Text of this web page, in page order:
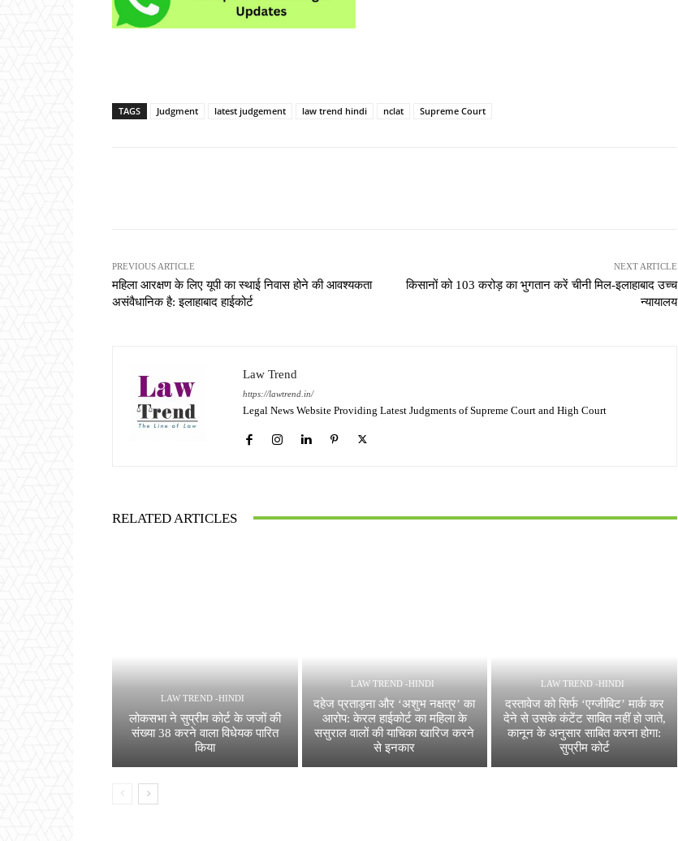
TAGS Judgment latest judgement law trend hindi nclat Supreme Court
PREVIOUS ARTICLE
महिला आरक्षण के लिए यूपी का स्थाई निवास होने की आवश्यकता
असंवैधानिक है: इलाहाबाद हाईकोर्ट
NEXT ARTICLE
किसानों को 103 करोड़ का भुगतान करें चीनी मिल-इलाहाबाद उच्च
न्यायालय
Law Trend
https://lawtrend.in/
Legal News Website Providing Latest Judgments of Supreme Court and High Court
RELATED ARTICLES
LAW TREND -HINDI
लोकसभा ने सुप्रीम कोर्ट के जजों की
संख्या 38 करने वाला विधेयक पारित
किया
LAW TREND -HINDI
दहेज प्रताड़ना और ‘अशुभ नक्षत्र’ का
आरोप: केरल हाईकोर्ट का महिला के
ससुराल वालों की याचिका खारिज करने
से इनकार
LAW TREND -HINDI
दस्तावेज को सिर्फ ‘एग्जीबिट’ मार्क कर
देने से उसके कंटेंट साबित नहीं हो जाते,
कानून के अनुसार साबित करना होगा:
सुप्रीम कोर्ट